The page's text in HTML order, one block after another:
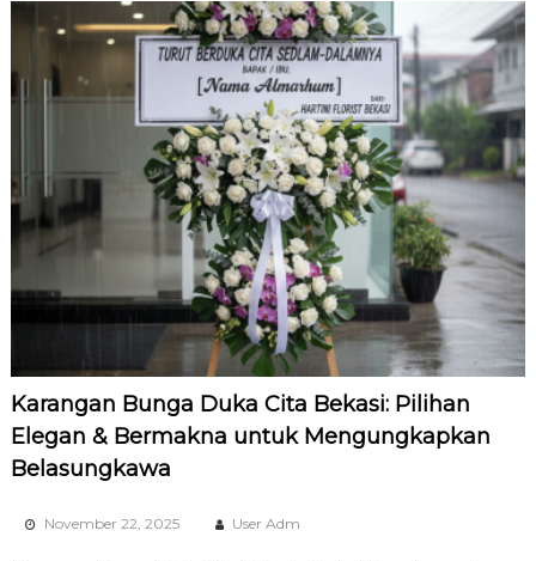
Karangan Bunga Duka Cita Bekasi: Pilihan
Elegan & Bermakna untuk Mengungkapkan
Belasungkawa
November 22, 2025 User Adm